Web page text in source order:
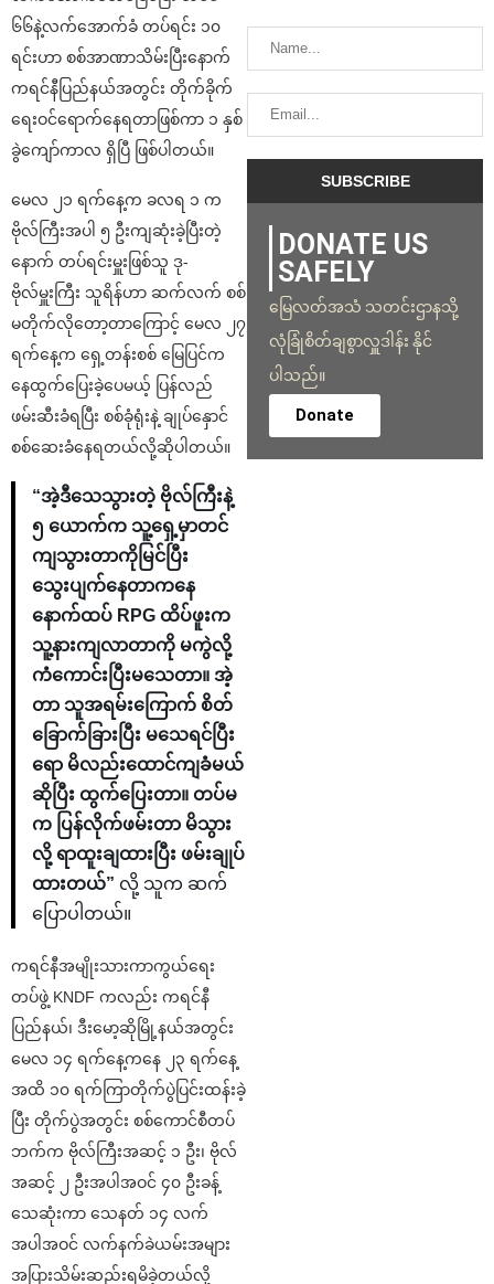
၆၆နဲ့လက်အောက်ခံ တပ်ရင်း ၁၀
ရင်းဟာ စစ်အာဏာသိမ်းပြီးနောက်
ကရင်နီပြည်နယ်အတွင်း တိုက်ခိုက်
ရေးဝင်ရောက်နေရတာဖြစ်ကာ ၁ နှစ်
ခွဲကျော်ကာလ ရှိပြီ ဖြစ်ပါတယ်။
မေလ ၂၁ ရက်နေ့က ခလရ ၁ က
ဗိုလ်ကြီးအပါ ၅ ဦးကျဆုံးခဲ့ပြီးတဲ့
နောက် တပ်ရင်းမှူးဖြစ်သူ ဒု-
ဗိုလ်မှူးကြီး သူရိန်ဟာ ဆက်လက် စစ်
မတိုက်လိုတော့တာကြောင့် မေလ ၂၇
ရက်နေ့က ရှေ့တန်းစစ် မြေပြင်က
နေထွက်ပြေးခဲ့ပေမယ့် ပြန်လည်
ဖမ်းဆီးခံရပြီး စစ်ခုံရုံးနဲ့ ချုပ်နှောင်
စစ်ဆေးခံနေရတယ်လို့ဆိုပါတယ်။
“အဲ့ဒီသေသွားတဲ့ ဗိုလ်ကြီးနဲ့
၅ ယောက်က သူ့ရှေ့မှာတင်
ကျသွားတာကိုမြင်ပြီး
သွေးပျက်နေတာကနေ
နောက်ထပ် RPG ထိပ်ဖူးက
သူ့နားကျလာတာကို မကွဲလို့
ကံကောင်းပြီးမသေတာ။ အဲ့
တာ သူအရမ်းကြောက် စိတ်
ခြောက်ခြားပြီး မသေရင်ပြီး
ရော မိလည်းထောင်ကျခံမယ်
ဆိုပြီး ထွက်ပြေးတာ။ တပ်မ
က ပြန်လိုက်ဖမ်းတာ မိသွား
လို့ ရာထူးချထားပြီး ဖမ်းချုပ်
ထားတယ်” လို့ သူက ဆက်
ပြောပါတယ်။
ကရင်နီအမျိုးသားကာကွယ်ရေး
တပ်ဖွဲ့ KNDF ကလည်း ကရင်နီ
ပြည်နယ်၊ ဒီးမော့ဆိုမြို့နယ်အတွင်း
မေလ ၁၄ ရက်နေ့ကနေ ၂၃ ရက်နေ့
အထိ ၁၀ ရက်ကြာတိုက်ပွဲပြင်းထန်းခဲ့
ပြီး တိုက်ပွဲအတွင်း စစ်ကောင်စီတပ်
ဘက်က ဗိုလ်ကြီးအဆင့် ၁ ဦး၊ ဗိုလ်
အဆင့် ၂ ဦးအပါအဝင် ၄၀ ဦးခန့်
သေဆုံးကာ သေနတ် ၁၄ လက်
အပါအဝင် လက်နက်ခဲယမ်းအများ
အပြားသိမ်းဆည်းရမိခဲ့တယ်လို့
DONATE US
SAFELY
မြေလတ်အသံ သတင်းဌာနသို့
လုံခြုံစိတ်ချစွာလှူဒါန်း နိုင်
ပါသည်။
Donate